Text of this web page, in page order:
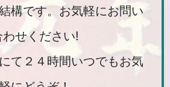
構です。お気軽にお問い
わせください!
て２４時間いつでもお気